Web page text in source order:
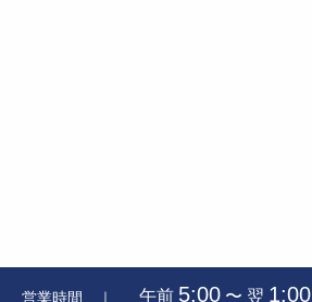
営業時間 ｜ 午前 5:00 〜 翌 1:00